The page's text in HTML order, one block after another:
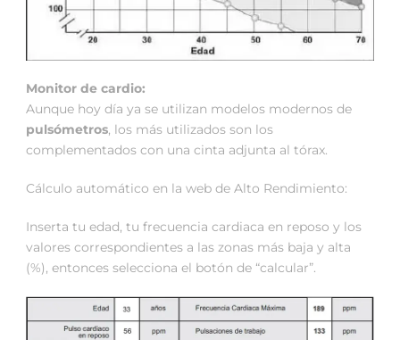
Monitor de cardio:
Aunque hoy día ya se utilizan modelos modernos de
pulsómetros, los más utilizados son los
complementados con una cinta adjunta al tórax.
Cálculo automático en la web de Alto Rendimiento:
Inserta tu edad, tu frecuencia cardiaca en reposo y los
valores correspondientes a las zonas más baja y alta
(%), entonces selecciona el botón de “calcular”.